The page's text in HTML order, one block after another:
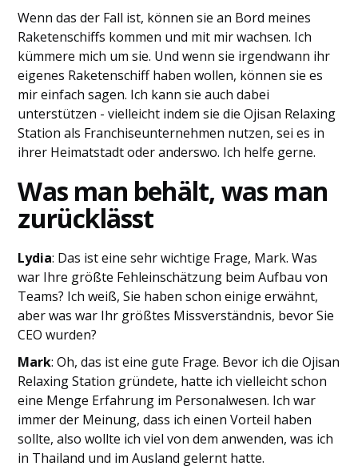
Wenn das der Fall ist, können sie an Bord meines
Raketenschiffs kommen und mit mir wachsen. Ich
kümmere mich um sie. Und wenn sie irgendwann ihr
eigenes Raketenschiff haben wollen, können sie es
mir einfach sagen. Ich kann sie auch dabei
unterstützen - vielleicht indem sie die Ojisan Relaxing
Station als Franchiseunternehmen nutzen, sei es in
ihrer Heimatstadt oder anderswo. Ich helfe gerne.
Was man behält, was man
zurücklässt
Lydia: Das ist eine sehr wichtige Frage, Mark. Was
war Ihre größte Fehleinschätzung beim Aufbau von
Teams? Ich weiß, Sie haben schon einige erwähnt,
aber was war Ihr größtes Missverständnis, bevor Sie
CEO wurden?
Mark: Oh, das ist eine gute Frage. Bevor ich die Ojisan
Relaxing Station gründete, hatte ich vielleicht schon
eine Menge Erfahrung im Personalwesen. Ich war
immer der Meinung, dass ich einen Vorteil haben
sollte, also wollte ich viel von dem anwenden, was ich
in Thailand und im Ausland gelernt hatte.